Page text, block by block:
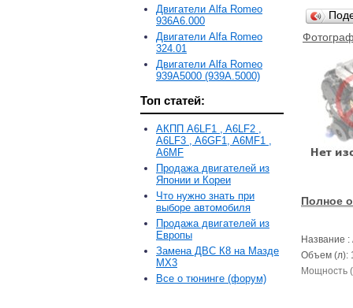
Двигатели Alfa Romeo
936A6.000
Двигатели Alfa Romeo
324.01
Двигатели Alfa Romeo
939A5000 (939A.5000)
Топ статей:
АКПП A6LF1 , A6LF2 ,
A6LF3 , A6GF1, A6MF1 ,
A6MF
Продажа двигателей из
Японии и Кореи
Что нужно знать при
выборе автомобиля
Продажа двигателей из
Европы
Замена ДВС К8 на Мазде
MX3
Все о тюнинге (форум)
Полное
Название :
Объем (л):
Мощность